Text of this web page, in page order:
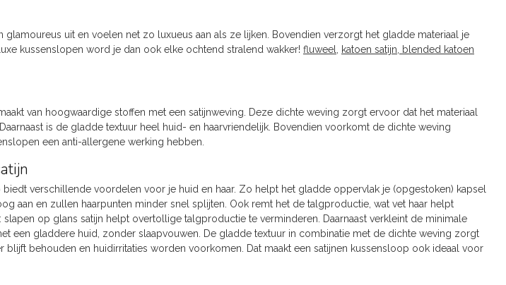
glamoureus uit en voelen net zo luxueus aan als ze lijken. Bovendien verzorgt het gladde materiaal je
kussenslopen word je dan ook elke ochtend stralend wakker! fluweel katoen satijn,
blended katoen
van hoogwaardige stoffen met een satijnweving. Deze dichte weving zorgt ervoor dat het materiaal
is de gladde textuur heel huid- en haarvriendelijk. Bovendien voorkomt de dichte weving
een anti-allergene werking hebben.
verschillende voordelen voor je huid en haar. Zo helpt het gladde oppervlak je (opgestoken) kapsel
aan en zullen haarpunten minder snel splijten. Ook remt het de talgproductie, wat vet haar helpt
op glans satijn helpt overtollige talgproductie te verminderen. Daarnaast verkleint de minimale
een gladdere huid, zonder slaapvouwen. De gladde textuur in combinatie met de dichte weving zorgt
blijft behouden en huidirritaties worden voorkomen. Dat maakt een satijnen kussensloop ook ideaal voor